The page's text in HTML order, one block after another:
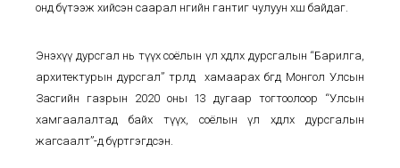
онд бүтээж хийсэн саарал өнгийн гантиг чулуун хөшөө байдаг.
Энэхүү дурсгал нь түүх соёлын үл хөдлөх дурсгалын “Барилга,
архитектурын дурсгал” төрөлд хамаарах бөгөөд Монгол Улсын
Засгийн газрын 2020 оны 13 дугаар тогтоолоор “Улсын
хамгаалалтад байх түүх, соёлын үл хөдлөх дурсгалын
жагсаалт”-д бүртгэгдсэн.